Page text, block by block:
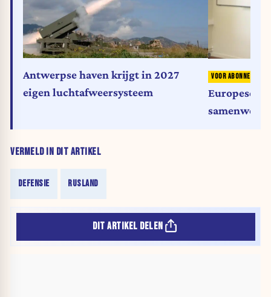
VERMELD IN DIT ARTIKEL
DEFENSIE RUSLAND
Antwerpse haven krijgt in 2027
eigen luchtafweersysteem
Europese
DIT ARTIKEL DELEN